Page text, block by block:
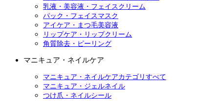
乳液・美容液・フェイスクリーム
パック・フェイスマスク
アイケア・まつ毛美容液
リップケア・リップクリーム
角質除去・ピーリング
マニキュア・ネイルケア
マニキュア・ネイルケアカテゴリすべて
マニキュア・ジェルネイル
つけ爪・ネイルシール